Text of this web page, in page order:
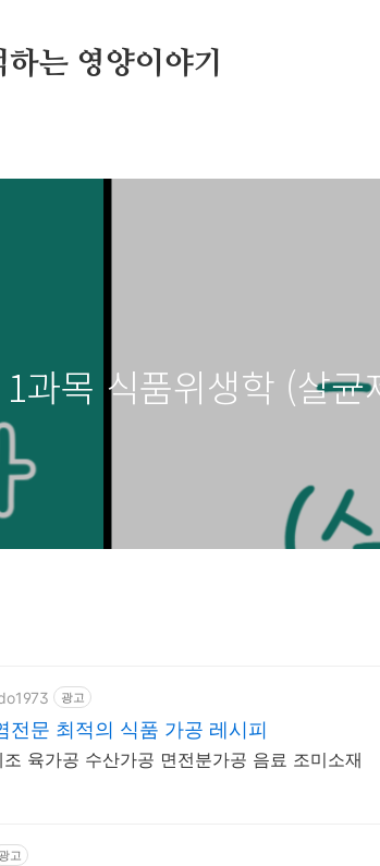
는 영양이야기
과목 식품위생학 (살
광고
전문 최적의 식품 가공 레시피
육가공 수산가공 면전분가공 음료 조미소재
광고